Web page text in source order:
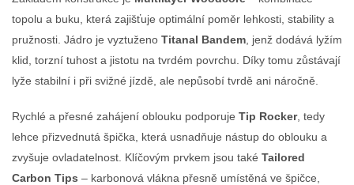
topolu a buku, která zajišťuje optimální poměr lehkosti, stability a
pružnosti. Jádro je vyztuženo Titanal Bandem , jenž dodává lyžím
klid, torzní tuhost a jistotu na tvrdém povrchu. Díky tomu zůstávají
lyže stabilní i při svižné jízdě, ale nepůsobí tvrdě ani náročně.
Rychlé a přesné zahájení oblouku podporuje Tip Rocker, tedy
lehce přizvednutá špička, která usnadňuje nástup do oblouku a
zvyšuje ovladatelnost. Klíčovým prvkem jsou také Tailored
Carbon Tips – karbonová vlákna přesně umístěná ve špičce,